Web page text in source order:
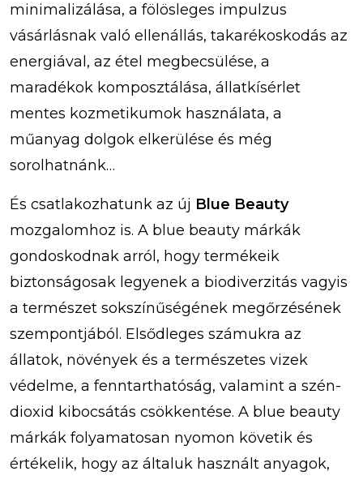
minimalizálása, a fölösleges impulzus
vásárlásnak való ellenállás, takarékoskodás az
energiával, az étel megbecsülése, a
maradékok komposztálása, állatkísérlet
mentes kozmetikumok használata, a
műanyag dolgok elkerülése és még
sorolhatnánk…
És csatlakozhatunk az új Blue Beauty
mozgalomhoz is. A blue beauty márkák
gondoskodnak arról, hogy termékeik
biztonságosak legyenek a biodiverzitás vagyis
a természet sokszínűségének megőrzésének
szempontjából. Elsődleges számukra az
állatok, növények és a természetes vizek
védelme, a fenntarthatóság, valamint a szén-
dioxid kibocsátás csökkentése. A blue beauty
márkák folyamatosan nyomon követik és
értékelik, hogy az általuk használt anyagok,